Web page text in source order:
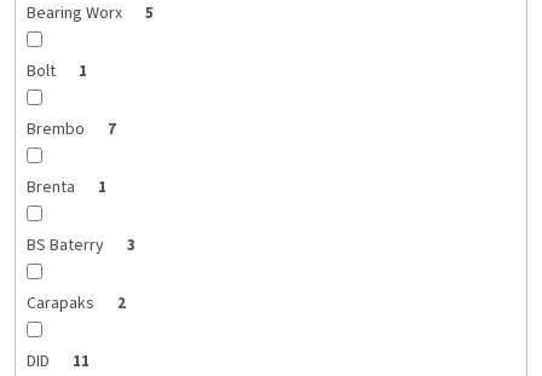
Bearing Worx 5
Bolt 1
Brembo 7
Brenta 1
BS Baterry 3
Carapaks 2
DID 11